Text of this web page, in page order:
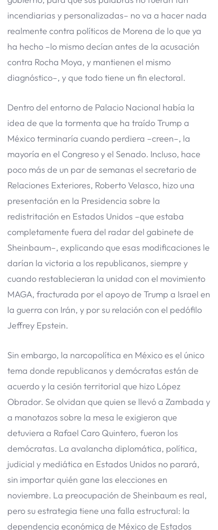
incendiarias y personalizadas– no va a hacer nada
realmente contra políticos de Morena de lo que ya
ha hecho –lo mismo decían antes de la acusación
contra Rocha Moya, y mantienen el mismo
diagnóstico–, y que todo tiene un fin electoral.
Dentro del entorno de Palacio Nacional había la
idea de que la tormenta que ha traído Trump a
México terminaría cuando perdiera –creen–, la
mayoría en el Congreso y el Senado. Incluso, hace
poco más de un par de semanas el secretario de
Relaciones Exteriores, Roberto Velasco, hizo una
presentación en la Presidencia sobre la
redistritación en Estados Unidos –que estaba
completamente fuera del radar del gabinete de
Sheinbaum–, explicando que esas modificaciones le
darían la victoria a los republicanos, siempre y
cuando restablecieran la unidad con el movimiento
MAGA, fracturada por el apoyo de Trump a Israel en
la guerra con Irán, y por su relación con el pedófilo
Jeffrey Epstein.
Sin embargo, la narcopolítica en México es el único
tema donde republicanos y demócratas están de
acuerdo y la cesión territorial que hizo López
Obrador. Se olvidan que quien se llevó a Zambada y
a manotazos sobre la mesa le exigieron que
detuviera a Rafael Caro Quintero, fueron los
demócratas. La avalancha diplomática, política,
judicial y mediática en Estados Unidos no parará,
sin importar quién gane las elecciones en
noviembre. La preocupación de Sheinbaum es real,
pero su estrategia tiene una falla estructural: la
dependencia económica de México de Estados